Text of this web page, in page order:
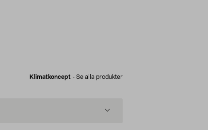
Klimatkoncept - Se alla produkter